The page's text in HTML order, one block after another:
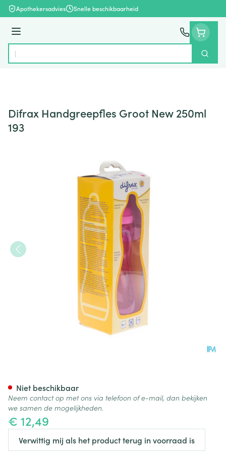
Ga naar de inhoud
Apothekersadvies Snelle beschikbaarheid
Menu
Product, merk, categorie...
Zoek
Difrax Handgreepfles Groot New 250ml
193
€ 12,49
Verwittig mij als het product terug in voorraad is
Niet beschikbaar
Neem contact op met ons via telefoon of e-mail, dan bekijken
we samen de mogelijkheden.